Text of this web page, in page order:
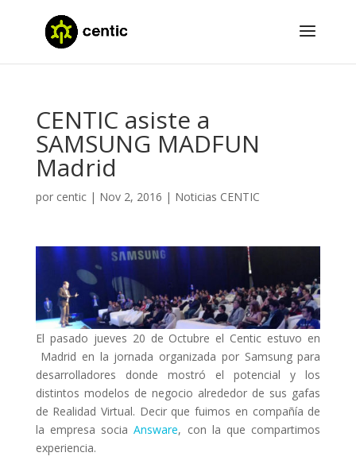
CENTIC asiste a
SAMSUNG MADFUN
Madrid
por centic| Nov 2, 2016 | Noticias CENTIC
El pasado jueves 20 de Octubre el Centic estuvo en
Madrid en la jornada organizada por Samsung para
desarrolladores donde mostró el potencial y los
distintos modelos de negocio alrededor de sus gafas
de Realidad Virtual. Decir que fuimos en compañía de
la empresa sociaAnsware, con la que compartimos
experiencia.